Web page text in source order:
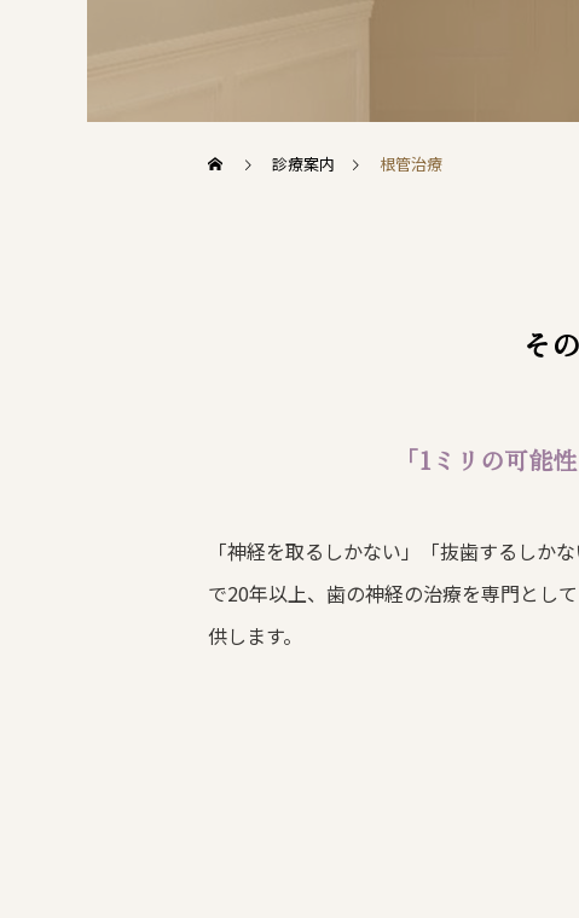
診療案内 根管治療
そ
「1ミリの可能
「神経を取るしかない」「抜歯するしか
で20年以上、歯の神経の治療を専門とし
供します。